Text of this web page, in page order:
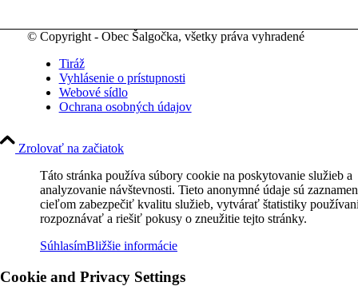
© Copyright - Obec Šalgočka, všetky práva vyhradené
Tiráž
Vyhlásenie o prístupnosti
Webové sídlo
Ochrana osobných údajov
Zrolovať na začiatok
Táto stránka používa súbory cookie na poskytovanie služieb a
analyzovanie návštevnosti. Tieto anonymné údaje sú
cieľom zabezpečiť kvalitu služieb, vytvárať štatistiky
rozpoznávať a riešiť pokusy o zneužitie tejto stránky.
SúhlasímBližšie informácie
Cookie and Privacy Settings